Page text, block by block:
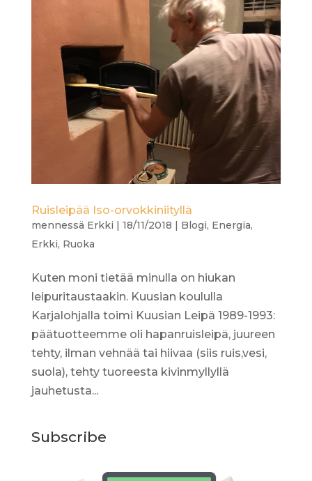
Ruisleipää Iso-orvokkiniityllä
mennessä Erkki | 18/11/2018 | Blogi, Energia,
Erkki, Ruoka
Kuten moni tietää minulla on hiukan
leipuritaustaakin. Kuusian koululla
Karjalohjalla toimi Kuusian Leipä 1989-1993:
päätuotteemme oli hapanruisleipä, juureen
tehty, ilman vehnää tai hiivaa (siis ruis,vesi,
suola), tehty tuoreesta kivinmyllyllä
jauhetusta...
Subscribe